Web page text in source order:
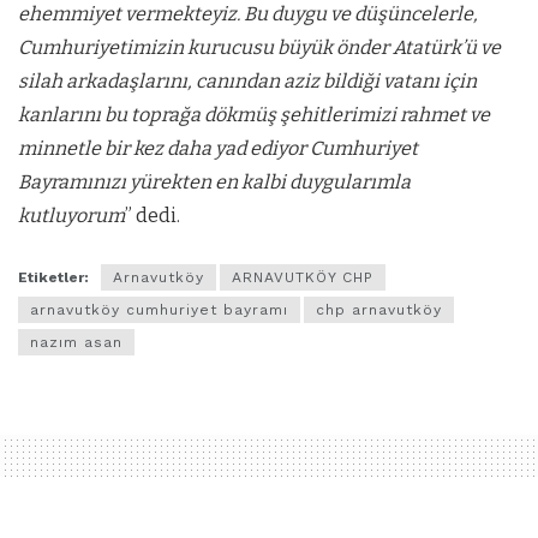
ehemmiyet vermekteyiz. Bu duygu ve düşüncelerle,
Cumhuriyetimizin kurucusu büyük önder Atatürk’ü ve
silah arkadaşlarını, canından aziz bildiği vatanı için
kanlarını bu toprağa dökmüş şehitlerimizi rahmet ve
minnetle bir kez daha yad ediyor Cumhuriyet
Bayramınızı yürekten en kalbi duygularımla
kutluyorum” dedi.
Etiketler: Arnavutköy
ARNAVUTKÖY CHP
arnavutköy cumhuriyet bayramı
chp arnavutköy
nazım asan